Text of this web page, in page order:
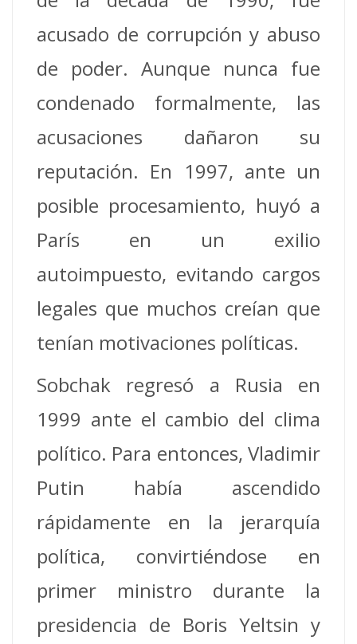
acusado de corrupción y abuso
de poder. Aunque nunca fue
condenado formalmente, las
acusaciones dañaron su
reputación. En 1997, ante un
posible procesamiento, huyó a
París en un exilio
autoimpuesto, evitando cargos
legales que muchos creían que
tenían motivaciones políticas.
Sobchak regresó a Rusia en
1999 ante el cambio del clima
político. Para entonces, Vladimir
Putin había ascendido
rápidamente en la jerarquía
política, convirtiéndose en
primer ministro durante la
presidencia de Boris Yeltsin y